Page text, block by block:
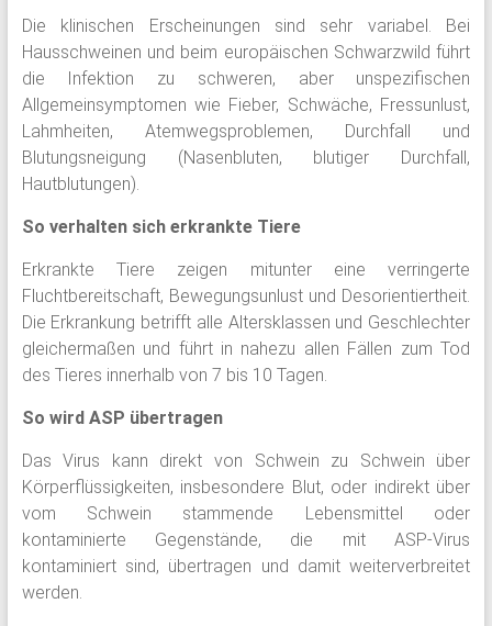
Die klinischen Erscheinungen sind sehr variabel. Bei
Hausschweinen und beim europäischen Schwarzwild führt
die Infektion zu schweren, aber unspezifischen
Allgemeinsymptomen wie Fieber, Schwäche, Fressunlust,
Lahmheiten, Atemwegsproblemen, Durchfall und
Blutungsneigung (Nasenbluten, blutiger Durchfall,
Hautblutungen).
So verhalten sich erkrankte Tiere
Erkrankte Tiere zeigen mitunter eine verringerte
Fluchtbereitschaft, Bewegungsunlust und Desorientiertheit.
Die Erkrankung betrifft alle Altersklassen und Geschlechter
gleichermaßen und führt in nahezu allen Fällen zum Tod
des Tieres innerhalb von 7 bis 10 Tagen.
So wird ASP übertragen
Das Virus kann direkt von Schwein zu Schwein über
Körperflüssigkeiten, insbesondere Blut, oder indirekt über
vom Schwein stammende Lebensmittel oder
kontaminierte Gegenstände, die mit ASP-Virus
kontaminiert sind, übertragen und damit weiterverbreitet
werden.